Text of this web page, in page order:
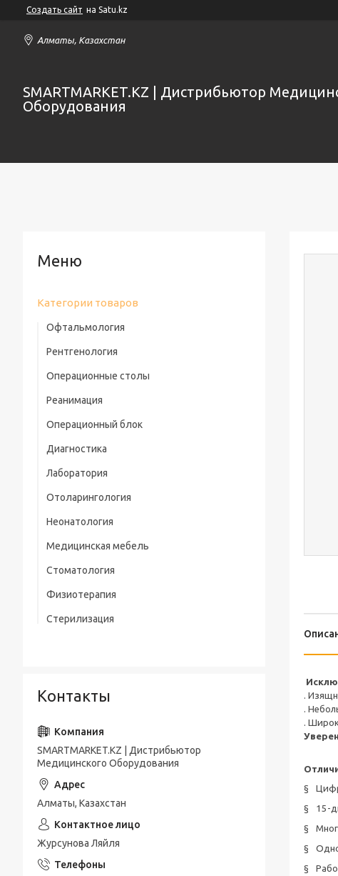
Создать сайт на Satu.kz
Алматы, Казахстан
SMARTMARKET.KZ | Дистрибьютор
Оборудования
.
.
.
§
§
15-
§
§
§
Категории товаров
Офтальмология
Рентгенология
Операционные столы
Реанимация
Операционный блок
Диагностика
Лаборатория
Отоларингология
Неонатология
Медицинская мебель
Стол манипуляционный
Стоматология
Физиотерапия
Стерилизация
Контакты
SMARTMARKET.KZ | Дистрибьютор
Медицинского Оборудования
Алматы, Казахстан
Журсунова Ляйля